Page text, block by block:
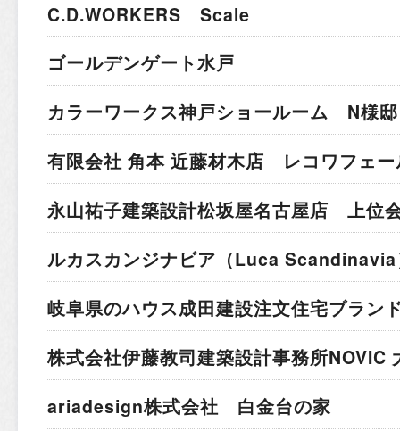
C.D.WORKERS Scale
ゴールデンゲート水戸
カラーワークス神戸ショールーム N様邸
有限会社 角本 近藤材木店 レコワフェー
永山祐子建築設計松坂屋名古屋店 上位
ルカスカンジナビア （Luca
岐阜県のハウス成田建設注文住宅ブラン
株式会社伊藤教司建築設計事務所NOVIC
ariadesign株式会社 白金台の家